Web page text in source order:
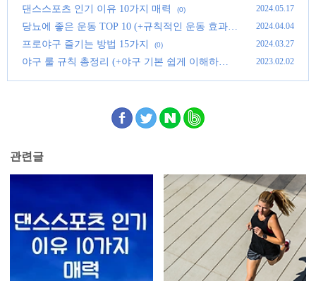
댄스스포츠 인기 이유 10가지 매력 (0) 2024.05.17
당뇨에 좋은 운동 TOP 10 (+규칙적인 운동 효과)
(0)
2024.04.04
프로야구 즐기는 방법 15가지 (0) 2024.03.27
야구 룰 규칙 총정리 (+야구 기본 쉽게 이해하기) 2023.02.02
관련글